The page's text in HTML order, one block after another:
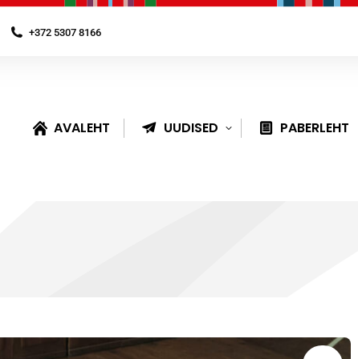
+372 5307 8166
AVALEHT UUDISED PABERLEHT